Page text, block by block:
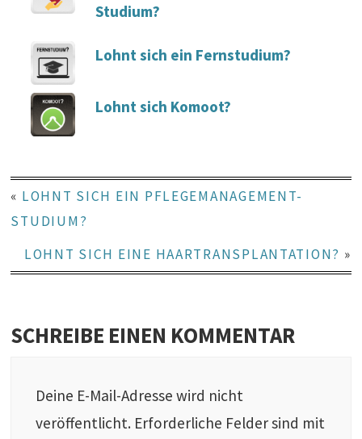
Studium?
Lohnt sich ein Fernstudium?
Lohnt sich Komoot?
« LOHNT SICH EIN PFLEGEMANAGEMENT-
STUDIUM?
LOHNT SICH EINE HAARTRANSPLANTATION? »
SCHREIBE EINEN KOMMENTAR
Deine E-Mail-Adresse wird nicht
veröffentlicht. Erforderliche Felder sind mit